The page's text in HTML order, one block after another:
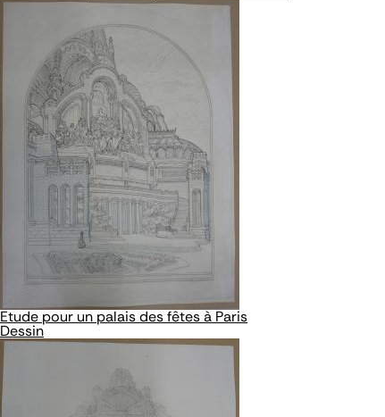
Etude pour un palais des fêtes à Paris
Dessin